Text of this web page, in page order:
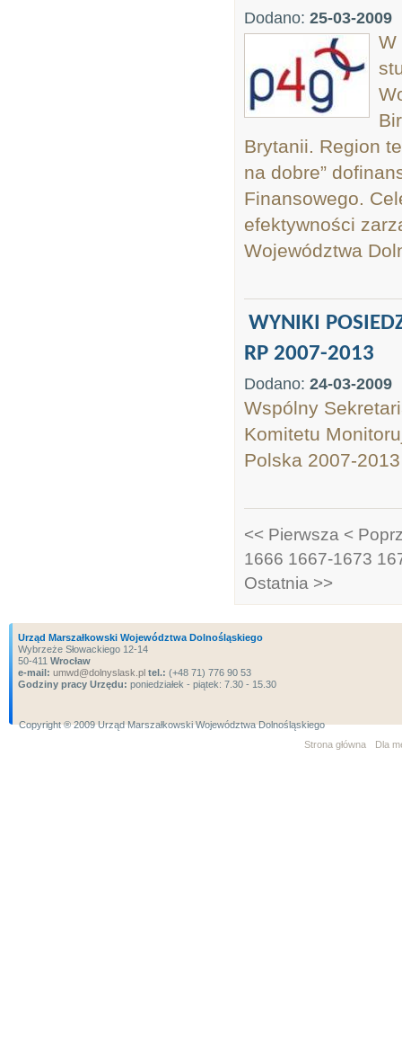
Dodano: 25-03-2009
W
Brytanii. Region
na dobre”
Finansowego.
efektywności
Województwa
WYNIKI
RP 2007-2013
Dodano: 24-03-2009
Wspólny
Komitetu
Polska 2007-
<< Pierwsza <
1666 1667-1673
Ostatnia >>
Urząd Marszałkowski Województwa Dolnośląskiego
Wybrzeże Słowackiego 12-14
50-411 Wrocław
e-mail: umwd@dolnyslask.pl tel.: (+48 71) 776 90 53
Godziny pracy Urzędu: poniedziałek - piątek: 7.30 - 15.30
Copyright ® 2009 Urząd Marszałkowski Województwa Dolnośląskiego
Strona główna
Dla